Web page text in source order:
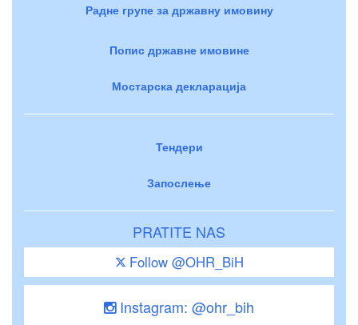
Радне групе за државну имовину
Попис државне имовине
Мостарска декларација
Тендери
Запослење
PRATITE NAS
Follow @OHR_BiH
Instagram: @ohr_bih